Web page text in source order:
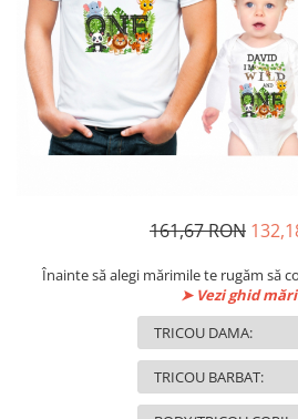
161,67 RON
Înainte să alegi mărimile te rugăm să
➤ Vezi ghid